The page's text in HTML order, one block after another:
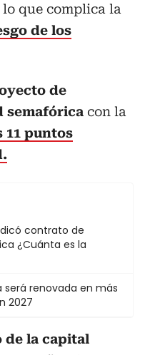
que complica la
de los
de
semafórica con la
11 puntos
contrato de
¿Cuánta es la
será renovada en más
2027
de la capital